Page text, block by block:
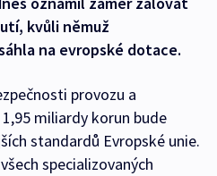
kvůli němuž
na evropské dotace.
provozu a
miliardy korun bude
standardů Evropské unie.
specializovaných